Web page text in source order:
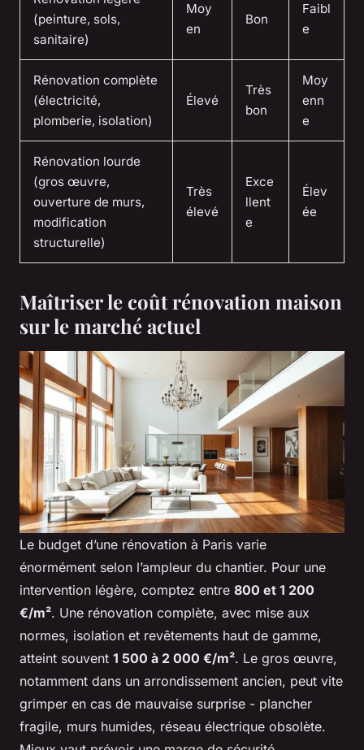
(peinture, sols,
sanitaire)
Moy
en
Bon
Faibl
e
Rénovation complète
(électricité,
plomberie, isolation)
Élevé
Très
bon
Moy
enn
e
Rénovation lourde
(gros œuvre,
ouverture de murs,
modification
structurelle)
Très
élevé
Exce
llent
e
Élev
ée
Maîtriser le coût rénovation maison
sur le marché actuel
Le budget d’une rénovation à Paris varie
énormément selon l’ampleur du chantier. Pour une
intervention légère, comptez entre 800 et 1 200
€/m². Une rénovation complète, avec mise aux
normes, isolation et revêtements haut de gamme,
atteint souvent 1 500 à 2 000 €/m². Le gros œuvre,
notamment dans un arrondissement ancien, peut vite
grimper en cas de mauvaise surprise - plancher
fragile, murs humides, réseau électrique obsolète.